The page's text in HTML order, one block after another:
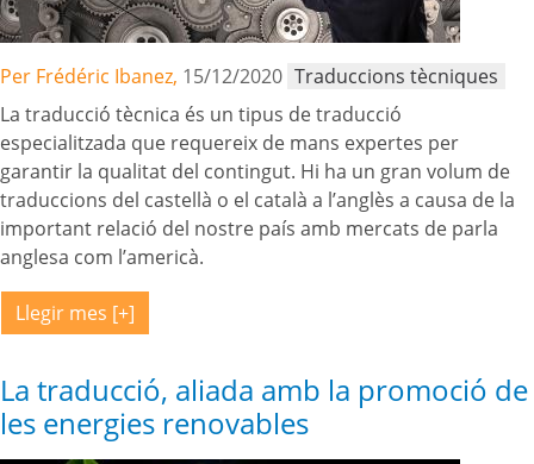
Per Frédéric Ibanez, 15/12/2020 Traduccions tècniques
La traducció tècnica és un tipus de traducció
especialitzada que requereix de mans expertes per
garantir la qualitat del contingut. Hi ha un gran volum de
traduccions del castellà o el català a l’anglès a causa de la
important relació del nostre país amb mercats de parla
anglesa com l’americà.
Llegir mes
La traducció, aliada amb la promoció de
les energies renovables